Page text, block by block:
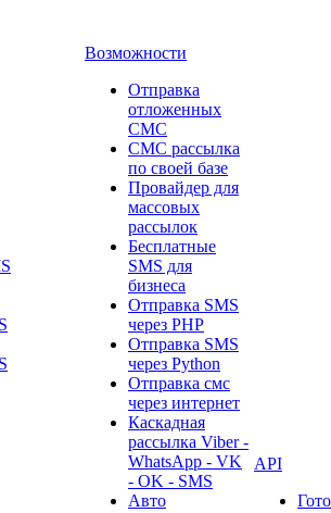
Возможности
Отправка
отложенных
СМС
СМС рассылка
по своей базе
Провайдер для
массовых
рассылок
Бесплатные
SMS для
бизнеса
Отправка SMS
через PHP
Отправка SMS
через Python
Отправка смс
через интернет
Каскадная
рассылка Viber -
WhatsApp - VK
- OK - SMS
Авто
API